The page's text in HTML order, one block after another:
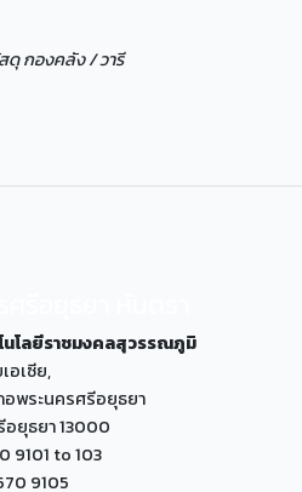
ดุ กองคลัง / วารี
นโลยีราชมงคลสุวรรณภูมิ
อเซีย,
อพระนครศรีอยุธยา
ยุธยา 13000
9101 to 103
9105